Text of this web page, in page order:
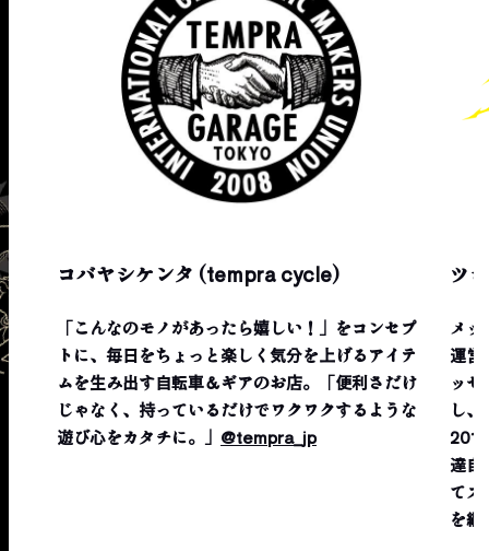
コバヤシケンタ (tempra cycle)
「こんなのモノがあったら嬉しい！」をコンセプ
トに、毎日をちょっと楽しく気分を上げるアイテ
ムを生み出す自転車＆ギアのお店。「便利さだけ
じゃなく、持っているだけでワクワクするような
遊び心をカタチに。」 @tempra_jp
ツ
メ
運営
ッ
し
達自
てス
を継